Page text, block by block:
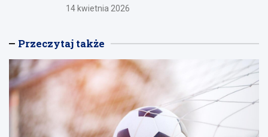
14 kwietnia 2026
Przeczytaj także